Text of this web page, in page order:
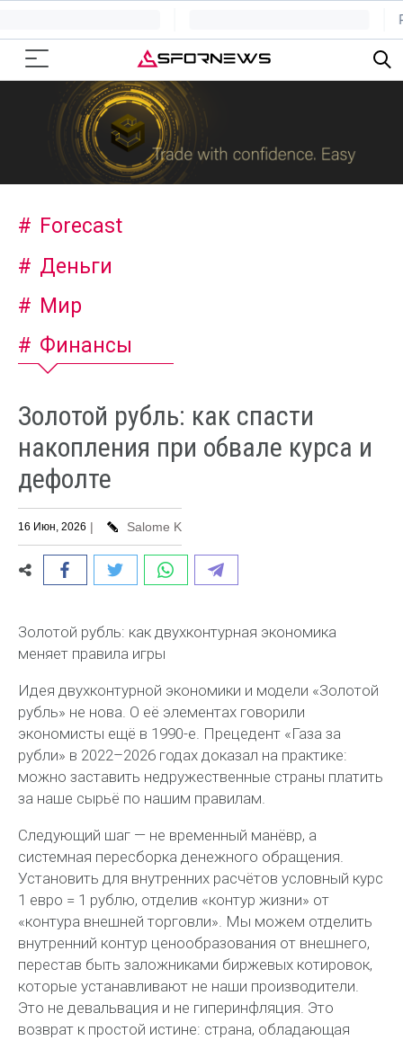
Forecast
Деньги
Мир
Финансы
Золотой рубль: как спасти
накопления при обвале курса и
дефолте
16 Июн, 2026 | Salome K
Золотой рубль: как двухконтурная экономика
меняет правила игры
Идея двухконтурной экономики и модели «Золотой
рубль» не нова. О её элементах говорили
экономисты ещё в 1990-е. Прецедент «Газа за
рубли» в 2022–2026 годах доказал на практике:
можно заставить недружественные страны платить
за наше сырьё по нашим правилам.
Следующий шаг — не временный манёвр, а
системная пересборка денежного обращения.
Установить для внутренних расчётов условный курс
1 евро = 1 рублю, отделив «контур жизни» от
«контура внешней торговли». Мы можем отделить
внутренний контур ценообразования от внешнего,
перестав быть заложниками биржевых котировок,
которые устанавливают не наши производители.
Это не девальвация и не гиперинфляция. Это
возврат к простой истине: страна, обладающая